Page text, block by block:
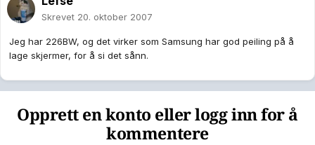
Skrevet 20. oktober 2007
Jeg har 226BW, og det virker som Samsung har god peiling på å
lage skjermer, for å si det sånn.
Opprett en konto eller logg inn for å
kommentere